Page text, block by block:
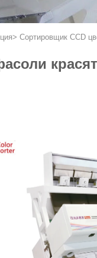
> Сортировщик CCD